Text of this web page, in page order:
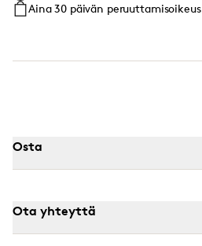
Aina 30 päivän peruuttamisoikeus
Osta
Ota yhteyttä